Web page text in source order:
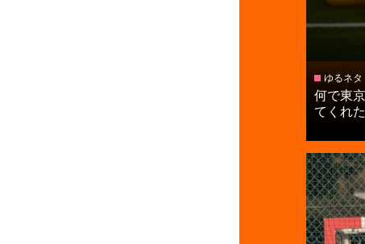
ゆるネタ
何で東
てくれ